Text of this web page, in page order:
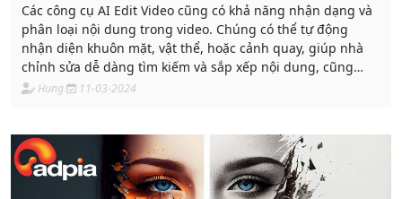
Các công cụ AI Edit Video cũng có khả năng nhận dạng và
phân loại nội dung trong video. Chúng có thể tự động
nhận diện khuôn mặt, vật thể, hoặc cảnh quay, giúp nhà
chỉnh sửa dễ dàng tìm kiếm và sắp xếp nội dung, cũng
như áp dụng các hiệu chỉnh tự động dựa trên nội dung.
Hung 11-03-2024